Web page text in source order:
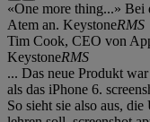
«One more thing...» Bei
Atem an. KeystoneRMS
Tim Cook, CEO von
KeystoneRMS
... Das neue Produkt
als das iPhone 6.
So sieht sie also aus,